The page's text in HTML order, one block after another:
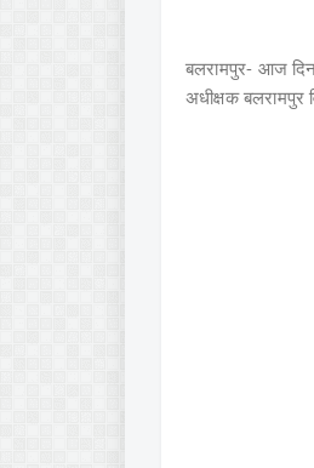
बलरामपुर- आज
अधीक्षक बलरामपुर